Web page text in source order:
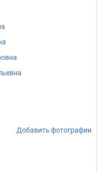
Добавить фотографии